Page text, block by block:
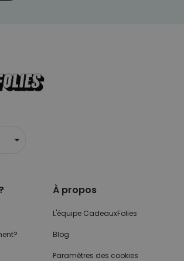
À propos
L'équipe CadeauxFolies
Blog
Paramètres des cookies